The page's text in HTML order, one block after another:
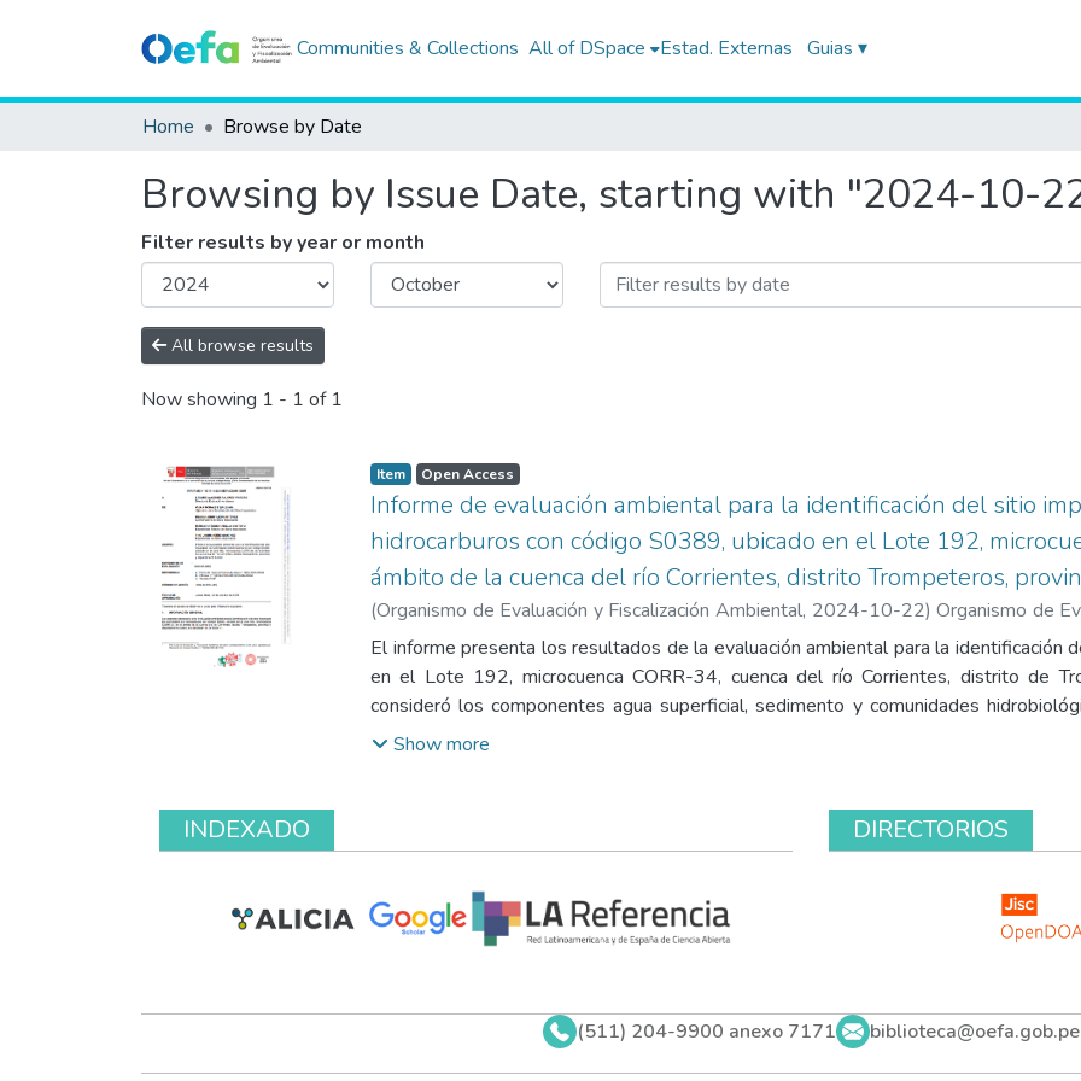
Communities & Collections All of DSpace Estad. Externas Guias ▾
Home Browse by Date
Browsing by Issue Date, starting with "2024-10-
Filter results by year or month
All browse results
Now showing 1 - 1 of 1
Item Open Access
Informe de evaluación ambiental para la identificación del sitio
hidrocarburos con código S0389, ubicado en el Lote 192,
ámbito de la cuenca del río Corrientes, distrito Trompeteros,
(Organismo de Evaluación y Fiscalización Ambiental, 2024-10-22)Organismo de
Dirección de Evaluación Ambiental. Subdirección de Sitios Impactados;Morales
Jenny Padilla Santoyo, Marco Antonio ;Núñez Sánchez, Tino Jesús;Fajardo Vargas,
El informe presenta los resultados de la evaluación ambiental para la identificación
en el Lote 192, microcuenca CORR-34, cuenca del río Corrientes, distrito de
consideró los componentes agua superficial, sedimento y comunidades
presencia de hidrocarburos totales de petróleo (TPH) y compuestos aromáticos
ambiental; sin embargo, se identificaron indicios organolépticos asociados a
mostró alteraciones en la estructura de las comunidades de macroinvertebrados
cumple con la definición de sitio impactado por actividades de hidrocarburos y
su priorización para acciones de remediación ambiental.
Show more
INDEXADO DIRECTORIOS
(511) 204-9900 anexo 7171 biblioteca@oefa.gob.pe